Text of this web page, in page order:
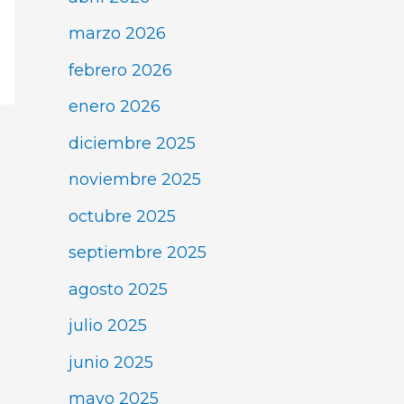
marzo 2026
febrero 2026
enero 2026
diciembre 2025
noviembre 2025
octubre 2025
septiembre 2025
agosto 2025
julio 2025
junio 2025
mayo 2025